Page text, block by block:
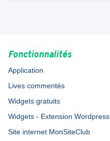
Fonctionnalités
Application
Lives commentés
Widgets gratuits
Widgets - Extension Wordpress
Site internet MonSiteClub